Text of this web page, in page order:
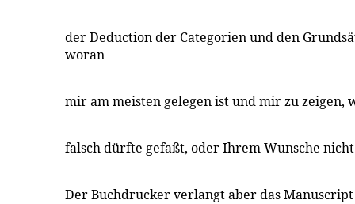
der Deduction der Categorien und den
woran
mir am meisten gelegen ist und mir zu zeigen,
falsch dürfte gefaßt, oder Ihrem Wunsche
Der Buchdrucker verlangt aber das